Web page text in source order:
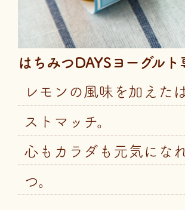
はちみつDAYSヨーグル
レモンの風味を加えた
ストマッチ。
心もカラダも元気にな
つ。